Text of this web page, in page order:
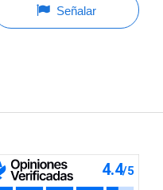
Señalar